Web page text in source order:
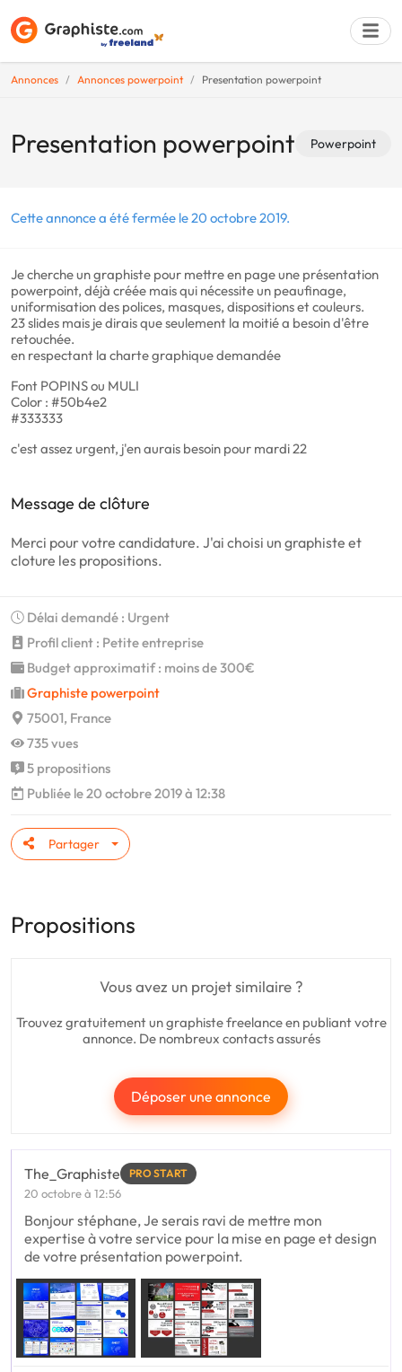
Annonces Annonces powerpoint Presentation powerpoint
Presentation powerpoint Powerpoint
Cette annonce a été fermée le 20 octobre 2019.
Je cherche un graphiste pour mettre en page une présentation
powerpoint, déjà créée mais qui nécessite un peaufinage,
uniformisation des polices, masques, dispositions et couleurs.
23 slides mais je dirais que seulement la moitié a besoin d'être
retouchée.
en respectant la charte graphique demandée
Font POPINS ou MULI
Color : #50b4e2
#333333
c'est assez urgent, j'en aurais besoin pour mardi 22
Message de clôture
Merci pour votre candidature. J'ai choisi un graphiste et
cloture les propositions.
Délai demandé : Urgent
Profil client : Petite entreprise
Budget approximatif : moins de 300€
Graphiste powerpoint
75001, France
735 vues
5 propositions
Publiée le 20 octobre 2019 à 12:38
Partager
Propositions
Vous avez un projet similaire ?
Trouvez gratuitement un graphiste freelance en publiant votre
annonce. De nombreux contacts assurés
Déposer une annonce
The_Graphiste PRO START
20 octobre à 12:56
Bonjour stéphane, Je serais ravi de mettre mon
expertise à votre service pour la mise en page et design
de votre présentation powerpoint.